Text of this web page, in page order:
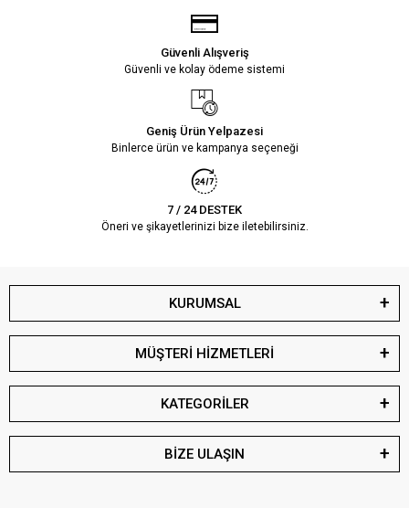
Güvenli Alışveriş
Güvenli ve kolay ödeme sistemi
Geniş Ürün Yelpazesi
Binlerce ürün ve kampanya seçeneği
7 / 24 DESTEK
Öneri ve şikayetlerinizi bize iletebilirsiniz.
KURUMSAL
MÜŞTERİ HİZMETLERİ
KATEGORİLER
BİZE ULAŞIN